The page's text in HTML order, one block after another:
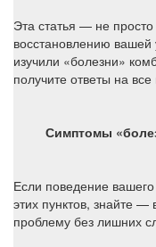
Эта статья — не
восстановлению
изучили «болезни»
получите ответы на
Симптомы
Если поведение
этих пунктов, знайте
проблему без лишних